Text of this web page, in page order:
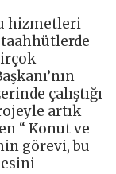
hizmetleri
çalıştığı
artık
“ Konut ve
görevi, bu